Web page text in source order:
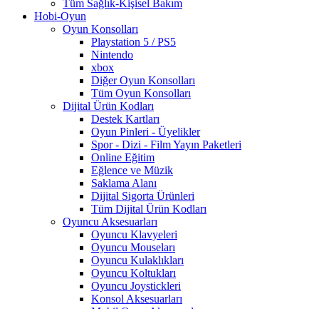
Tüm Sağlık-Kişisel Bakım
Hobi-Oyun
Oyun Konsolları
Playstation 5 / PS5
Nintendo
xbox
Diğer Oyun Konsolları
Tüm Oyun Konsolları
Dijital Ürün Kodları
Destek Kartları
Oyun Pinleri - Üyelikler
Spor - Dizi - Film Yayın Paketleri
Online Eğitim
Eğlence ve Müzik
Saklama Alanı
Dijital Sigorta Ürünleri
Tüm Dijital Ürün Kodları
Oyuncu Aksesuarları
Oyuncu Klavyeleri
Oyuncu Mouseları
Oyuncu Kulaklıkları
Oyuncu Koltukları
Oyuncu Joystickleri
Konsol Aksesuarları